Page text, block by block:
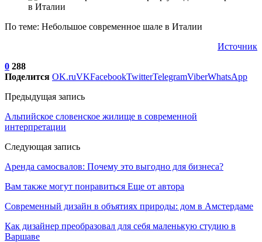
По теме: Небольшое современное шале в Италии
Источник
0 288
Поделится OK.ruVKFacebookTwitterTelegramViberWhatsApp
Предыдущая запись
Альпийское словенское жилище в современной
интерпретации
Следующая запись
Аренда самосвалов: Почему это выгодно для бизнеса?
Вам также могут понравиться Еще от автора
Современный дизайн в объятиях природы: дом в Амстердаме
Как дизайнер преобразовал для себя маленькую студию в
Варшаве